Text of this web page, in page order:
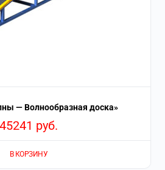
— Волнообразная доска»
45241 руб.
В КОРЗИНУ